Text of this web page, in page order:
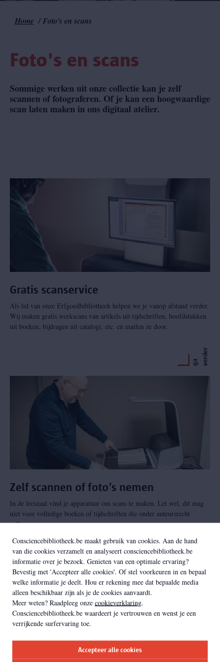
Consciencebibliotheek.be maakt gebruik van cookies. Aan de hand
van die cookies verzamelt en analyseert consciencebibliotheek.be
informatie over je bezoek. Genieten van een optimale ervaring?
Bevestig met 'Accepteer alle cookies'. Of stel voorkeuren in en bepaal
welke informatie je deelt. Hou er rekening mee dat bepaalde media
alleen beschikbaar zijn als je de cookies aanvaardt.
Meer weten? Raadpleeg onze cookieverklaring.
Consciencebibliotheek.be waardeert je vertrouwen en wenst je een
verrijkende surfervaring toe.
Accepteer alle cookies
Kruimelpad
Home Foto's en scans
Foto's en scans
Sommige werken uit onze collectie kan je zelf
scannen of fotograferen. Of je kan een hoogwaardige
scan laten maken in ons digitaal atelier.
Gratis scanservice
Als lid van onze Erfgoedbibliotheek helpen we je vanop afstand verder.
Wij maken gratis werkscans van artikels uit tijdschriften, hoofdstukken
uit boeken, bijdragen uit catalogi, etc. en mailen ze door.
g
a
v
e
r
d
e r
Zelf scannen of foto’s nemen
In de leeszaal vind je apparatuur om scans te maken. Let wel, dit mag
niet voor volledige boeken of tijdschriften die onder auteursrecht
vallen.